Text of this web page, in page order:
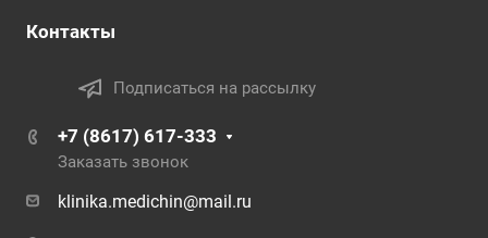
Контакты
Подписаться на рассылку
+7 (8617) 617-333
Заказать звонок
klinika.medichin@mail.ru